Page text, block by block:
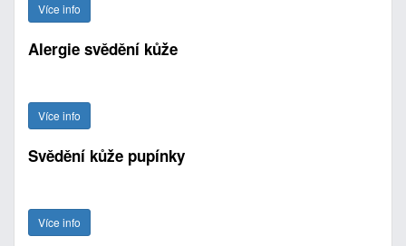
Více info
Alergie svědění kůže
Více info
Svědění kůže pupínky
Více info